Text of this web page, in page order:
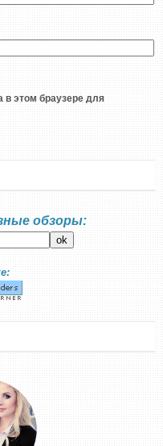
в этом браузере для
обзоры: